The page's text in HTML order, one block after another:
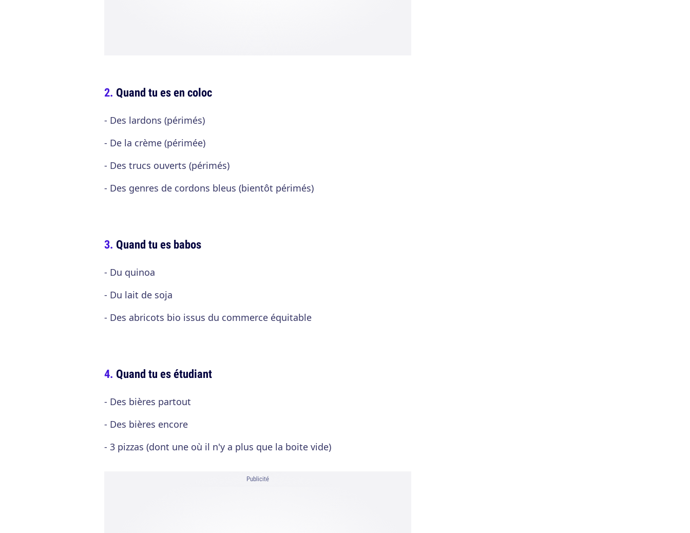
Quand tu es en coloc
- Des lardons (périmés)
- De la crème (périmée)
- Des trucs ouverts (périmés)
- Des genres de cordons bleus (bientôt périmés)
Quand tu es babos
- Du quinoa
- Du lait de soja
- Des abricots bio issus du commerce équitable
Quand tu es étudiant
- Des bières partout
- Des bières encore
- 3 pizzas (dont une où il n'y a plus que la boite vide)
Publicité